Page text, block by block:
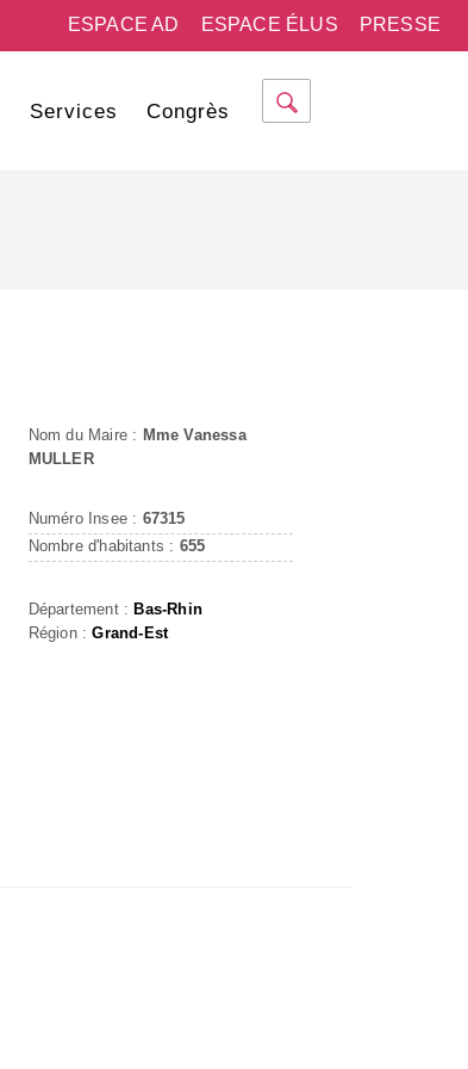
PRESSE
ESPACE ÉLUS
ESPACE AD
Services Congrès
Nom du Maire : Mme Vanessa
MULLER
Numéro Insee : 67315
Nombre d'habitants : 655
Département : Bas-Rhin
Région :Grand-Est